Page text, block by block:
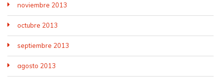
noviembre 2013
octubre 2013
septiembre 2013
agosto 2013